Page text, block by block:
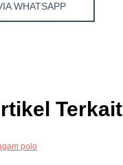
WHATSAPP
Terkait